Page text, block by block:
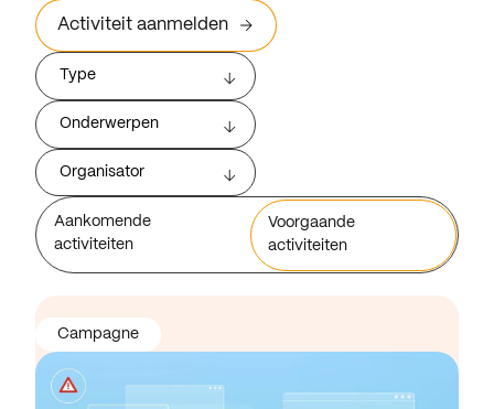
Activiteit aanmelden
Type
Onderwerpen
Organisator
Aankomende
activiteiten
Voorgaande
activiteiten
Campagne